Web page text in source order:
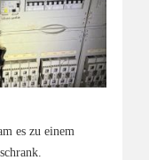
es zu einem